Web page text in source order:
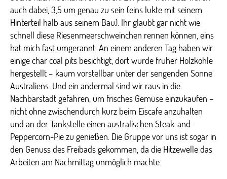
auch dabei, 3,5 um genau zu sein (eins lukte mit seinem
Hinterteil halb aus seinem Bau). Ihr glaubt gar nicht wie
schnell diese Riesenmeerschweinchen rennen können, eins
hat mich fast umgerannt. An einem anderen Tag haben wir
einige char coal pits besichtigt, dort wurde früher Holzkohle
hergestellt – kaum vorstellbar unter der sengenden Sonne
Australiens. Und ein andermal sind wir raus in die
Nachbarstadt gefahren, um frisches Gemüse einzukaufen –
nicht ohne zwischendurch kurz beim Eiscafe anzuhalten
und an der Tankstelle einen australischen Steak-and-
Peppercorn-Pie zu genießen. Die Gruppe vor uns ist sogar in
den Genuss des Freibads gekommen, da die Hitzewelle das
Arbeiten am Nachmittag unmöglich machte.